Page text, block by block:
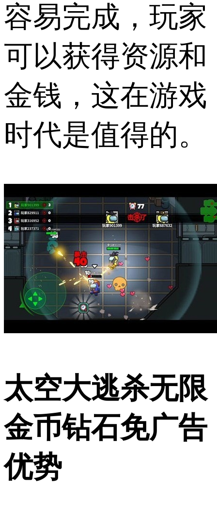
容易完成，玩家
可以获得资源和
金钱，这在游戏
时代是值得的。
太空大逃杀无限
金币钻石免广告
优势